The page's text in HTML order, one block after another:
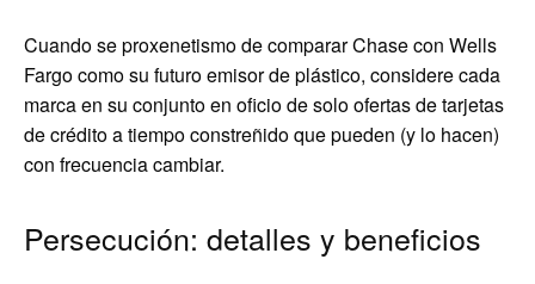
Cuando se proxenetismo de comparar Chase con Wells
Fargo como su futuro emisor de plástico, considere cada
marca en su conjunto en oficio de solo ofertas de tarjetas
de crédito a tiempo constreñido que pueden (y lo hacen)
con frecuencia cambiar.
Persecución: detalles y beneficios